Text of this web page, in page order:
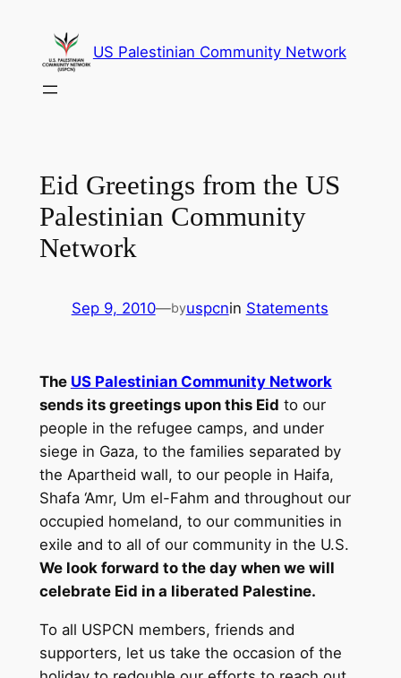
content
US Palestinian Community Network
Eid Greetings from the US
Palestinian Community
Network
Sep 9, 2010—byuspcnin Statements
The US Palestinian Community Network
sends its greetings upon this Eid to our
people in the refugee camps, and under
siege in Gaza, to the families separated by
the Apartheid wall, to our people in Haifa,
Shafa ‘Amr, Um el-Fahm and throughout our
occupied homeland, to our communities in
exile and to all of our community in the U.S.
We look forward to the day when we will
celebrate Eid in a liberated Palestine.
To all USPCN members, friends and
supporters, let us take the occasion of the